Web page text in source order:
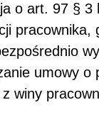
o art. 97 § 3
pracownika,
umowy o
winy